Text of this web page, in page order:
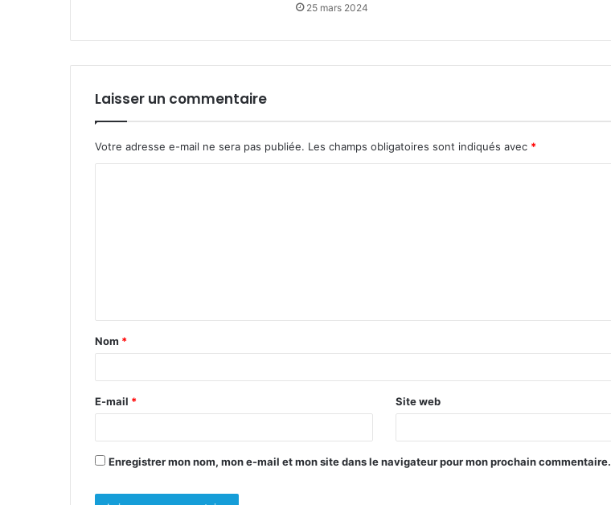
25 mars 2024
Laisser un commentaire
Votre adresse e-mail ne sera pas publiée. Les champs obligatoires sont indiqués avec *
t
a
e
*
Nom *
E-mail * Site web
Enregistrer mon nom, mon e-mail et mon site dans le navigateur pour mon prochain commentaire.